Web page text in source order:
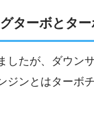
ターボとタ
したが、ダウン
ジンとはターボ